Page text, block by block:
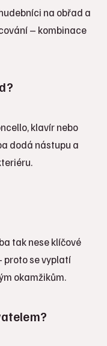
na obřad a
– kombinace
klavír nebo
dodá nástupu a
tak nese klíčové
proto se vyplatí
okamžikům.